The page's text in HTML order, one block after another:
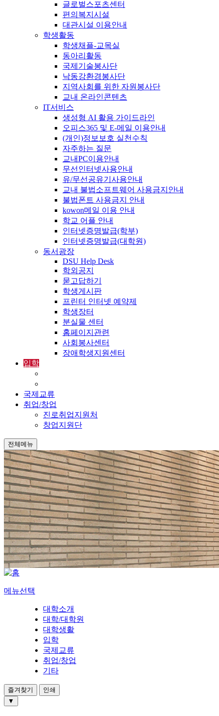
글로벌스포츠센터
편의복지시설
대관시설 이용안내
학생활동
학생채플-교목실
동아리활동
국제기술봉사단
낙동강환경봉사단
지역사회를 위한 자원봉사단
교내 온라인콘텐츠
IT서비스
생성형 AI 활용 가이드라인
오피스365 및 E-메일 이용안내
(개인)정보보호 실천수칙
자주하는 질문
교내PC이용안내
무선인터넷사용안내
유/무선공유기사용안내
교내 불법소프트웨어 사용금지안내
불법폰트 사용금지 안내
kowon메일 이용 안내
학교 어플 안내
인터넷증명발급(학부)
인터넷증명발급(대학원)
동서광장
DSU Help Desk
학외공지
묻고답하기
학생게시판
프린터 인터넷 예약제
학생장터
분실물 센터
홈페이지관련
사회봉사센터
장애학생지원센터
입학
국제교류
취업/창업
진로취업지원처
창업지원단
전체메뉴
메뉴선택
대학소개
대학/대학원
대학생활
입학
국제교류
취업/창업
기타
즐겨찾기
인쇄
▼